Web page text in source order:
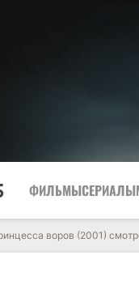
ФИЛЬМЫСЕРИАЛЫ
воров (2001)